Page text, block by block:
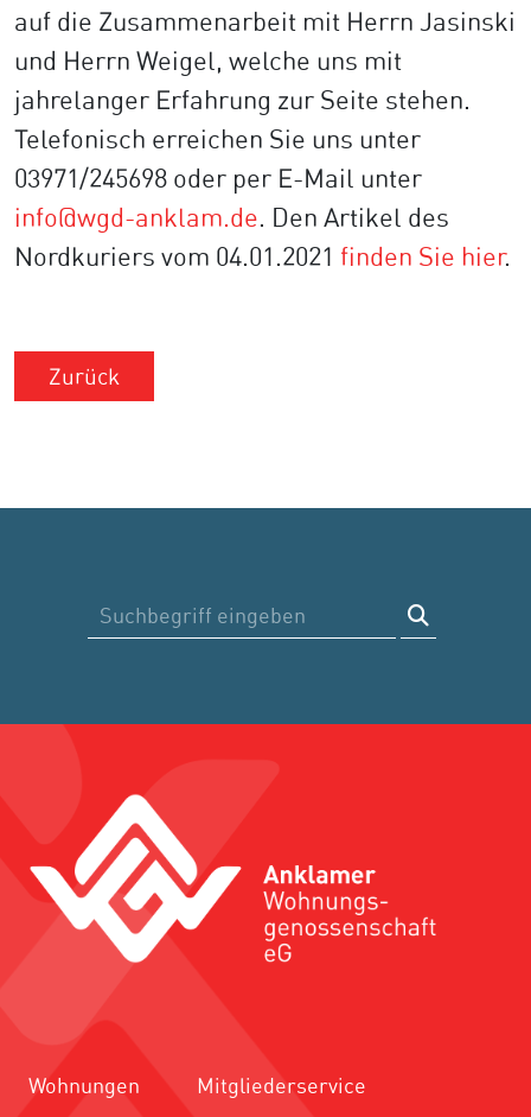
auf die Zusammenarbeit mit Herrn Jasinski
und Herrn Weigel, welche uns mit
jahrelanger Erfahrung zur Seite stehen.
Telefonisch erreichen Sie uns unter
03971/245698 oder per E-Mail unter
info@wgd-anklam.de. Den Artikel des
Nordkuriers vom 04.01.2021 finden Sie hier.
Zurück
Suche
Wohnungen Mitgliederservice